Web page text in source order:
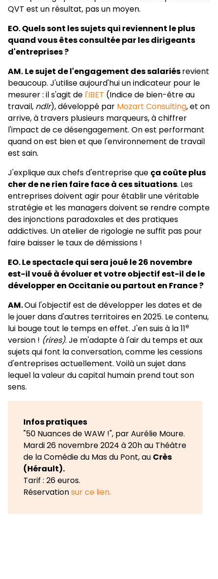
QVT est un résultat, pas un moyen.
EO. Quels sont les sujets qui reviennent le plus
quand vous êtes consultée par les dirigeants
d'entreprises ?
AM. Le sujet de l'engagement des salariésrevient
beaucoup. J'utilise aujourd'hui un indicateur pour le
mesurer : il s'agit de l'IBET (Indice de bien-être au
travail, ndlr), développé par Mozart Consulting, et on
arrive, à travers plusieurs marqueurs, à chiffrer
l'impact de ce désengagement. On est performant
quand on est bien et que l'environnement de travail
est sain.
J'explique aux chefs d'entreprise que ça coûte plus
cher de ne rien faire face à ces situations. Les
entreprises doivent agir pour établir une véritable
stratégie et les managers doivent se rendre compte
des injonctions paradoxales et des pratiques
addictives. Un atelier de rigologie ne suffit pas pour
faire baisser le taux de démissions !
EO. Le spectacle qui sera joué le 26 novembre
est-il voué à évoluer et votre objectif est-il de le
développer en Occitanie ou partout en France ?
AM.Oui l'objectif est de développer les dates et de
le jouer dans d'autres territoires en 2025. Le contenu,
lui bouge tout le temps en effet. J'en suis à la 11e
version ! (rires). Je m'adapte à l'air du temps et aux
sujets qui font la conversation, comme les cessions
d'entreprises actuellement. Voilà un sujet dans
lequel la valeur du capital humain prend tout son
sens.
Infos pratiques
"50 Nuances de WAW !", par Aurélie Moure.
Mardi 26 novembre 2024 à 20h au Théâtre
de la Comédie du Mas du Pont, au Crès
(Hérault).
Tarif : 26 euros.
Réservationsur ce lien.